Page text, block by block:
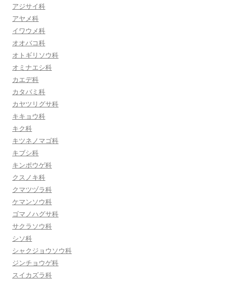
アジサイ科
アヤメ科
イワウメ科
オオバコ科
オトギリソウ科
オミナエシ科
カエデ科
カタバミ科
カヤツリグサ科
キキョウ科
キク科
キツネノマゴ科
キブシ科
キンポウゲ科
クスノキ科
クマツヅラ科
ケマンソウ科
ゴマノハグサ科
サクラソウ科
シソ科
シャクジョウソウ科
ジンチョウゲ科
スイカズラ科